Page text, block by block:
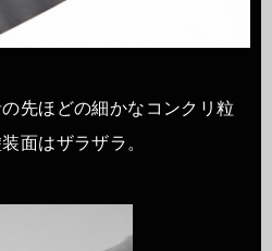
先ほどの細かなコンクリ粒
面はザラザラ。